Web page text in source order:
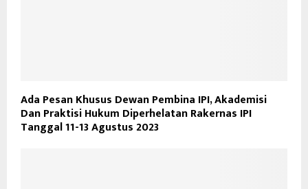
Ada Pesan Khusus Dewan Pembina IPI, Akademisi
Dan Praktisi Hukum Diperhelatan Rakernas IPI
Tanggal 11-13 Agustus 2023